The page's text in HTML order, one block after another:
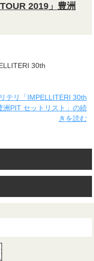
2019」豊洲
30th
テリ「IMPELLITERI 30th
洲PIT セットリスト」の続
きを読む